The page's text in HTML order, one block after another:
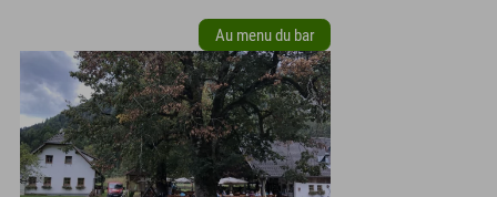
Au menu du bar